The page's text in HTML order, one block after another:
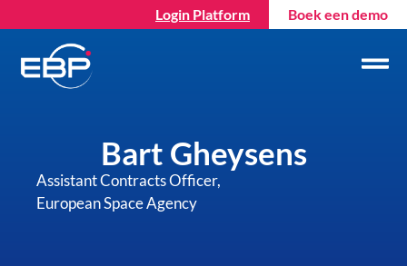
Login Platform Boek een demo
Bart Gheysens
Assistant Contracts Officer,
European Space Agency